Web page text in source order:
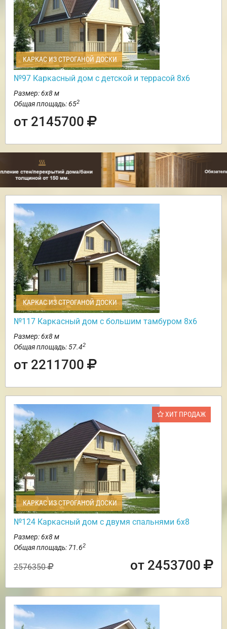
КАРКАС ИЗ СТРОГАНОЙ ДОСКИ
№97 Каркасный дом с детской и террасой 8х6
Размер: 6х8 м
Общая площадь: 652
от 2145700
КАРКАС ИЗ СТРОГАНОЙ ДОСКИ
№117 Каркасный дом с большим тамбуром 8х6
Размер: 6х8 м
Общая площадь: 57.42
от 2211700
ХИТ ПРОДАЖ
КАРКАС ИЗ СТРОГАНОЙ ДОСКИ
№124 Каркасный дом с двумя спальнями 6х8
Размер: 6х8 м
Общая площадь: 71.62
2576350 от 2453700